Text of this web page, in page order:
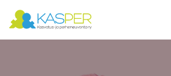
Suomen